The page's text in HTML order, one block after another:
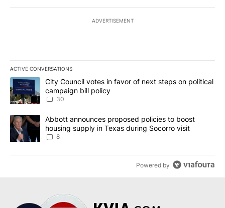
ADVERTISEMENT
ACTIVE CONVERSATIONS
The following is a list of the most commented articles in the last
A trending article titled "City Council votes in favor of next
City Council votes in favor of next steps on political
campaign bill policy
30
A trending article titled "Abbott announces proposed policies to
Abbott announces proposed policies to boost
housing supply in Texas during Socorro visit
8
Powered by